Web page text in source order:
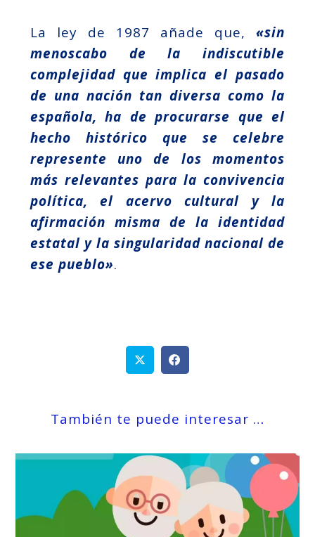
La ley de 1987 añade que,«sin
menoscabo de la indiscutible
complejidad que implica el pasado
de una nación tan diversa como la
española, ha de procurarse que el
hecho histórico que se celebre
represente uno de los momentos
más relevantes para la convivencia
política, el acervo cultural y la
afirmación misma de la identidad
estatal y la singularidad nacional de
ese pueblo».
También te puede interesar …